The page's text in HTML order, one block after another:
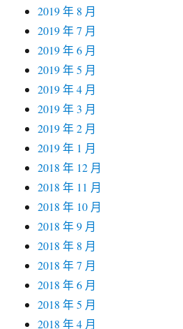
2019 年 8 月
2019 年 7 月
2019 年 6 月
2019 年 5 月
2019 年 4 月
2019 年 3 月
2019 年 2 月
2019 年 1 月
2018 年 12 月
2018 年 11 月
2018 年 10 月
2018 年 9 月
2018 年 8 月
2018 年 7 月
2018 年 6 月
2018 年 5 月
2018 年 4 月